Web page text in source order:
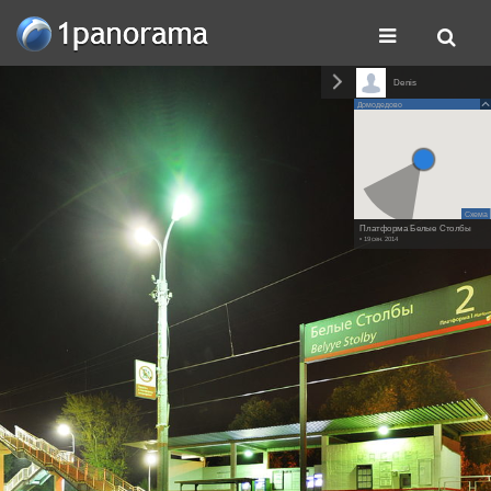
Denis
Домодедово
Схема
Платформа Белые Столбы
• 19 сен. 2014